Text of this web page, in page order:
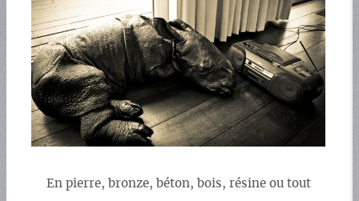
En pierre, bronze, béton, bois, résine ou tout